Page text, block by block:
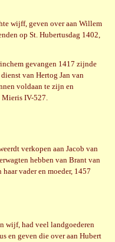
wijff, geven over aan Willem
op St. Hubertusdag 1402,
gevangen 1417 zijnde
van Hertog Jan van
voldaan te zijn en
Mieris IV-527.
verkopen aan Jacob van
hebben van Brant van
vader en moeder, 1457
wijf, had veel landgoederen
en geven die over aan Hubert